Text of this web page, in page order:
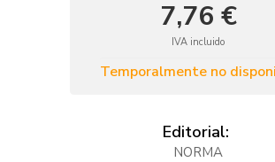
7,76 €
IVA incluido
Temporalmente no
Editorial:
NORMA